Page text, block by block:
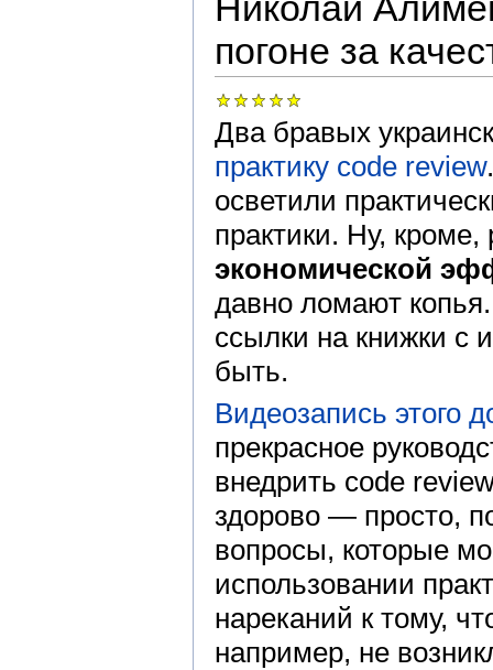
погоне за
Два бравых
практику code review
осветили
практики. Ну,
экономической
давно ломают
ссылки на книжки с
быть.
Видеозапись этого
прекрасное
внедрить code
здорово — просто,
вопросы, которые
использовании
нареканий к тому,
например, не